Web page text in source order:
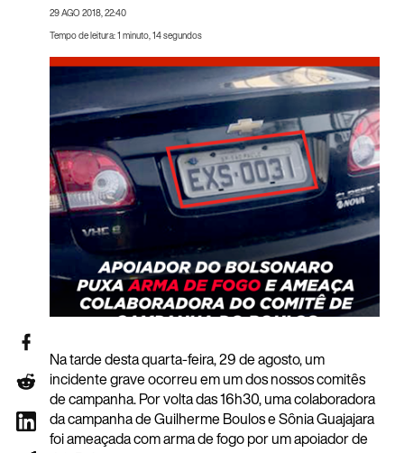
29 AGO 2018, 22:40
Tempo de leitura: 1 minuto, 14 segundos
Na tarde desta quarta-feira, 29 de agosto, um
incidente grave ocorreu em um dos nossos comitês
de campanha. Por volta das 16h30, uma colaboradora
da campanha de Guilherme Boulos e Sônia Guajajara
foi ameaçada com arma de fogo por um apoiador de